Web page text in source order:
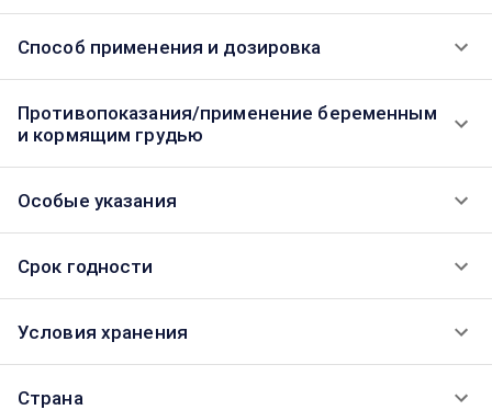
Способ применения и дозировка
Противопоказания/применение беременным
и кормящим грудью
Особые указания
Срок годности
Условия хранения
Страна